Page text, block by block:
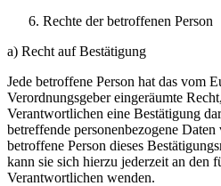
Rechte der betroffenen Person
a) Recht auf Bestätigung
Jede betroffene Person hat das vom
Verordnungsgeber eingeräumte
Verantwortlichen eine Bestätigung
betreffende personenbezogene
betroffene Person dieses
kann sie sich hierzu jederzeit an den
Verantwortlichen wenden.